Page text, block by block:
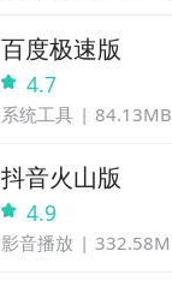
百度极速版
4.7
系统工具 84.13MB
抖音火山版
4.9
影音播放